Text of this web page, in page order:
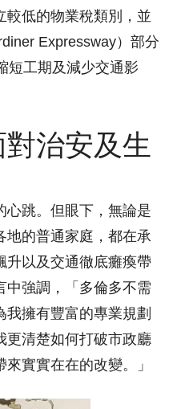
較低的物業稅類別，並
Expressway）部分
短工期及減少交通影
治安及生
心跳。但眼下，無論是
地的普通家庭，都在承
升以及交通徹底癱瘓帶
中強調，「多倫多不需
擁有豐富的專業規劃
更清楚如何打破市政廳
實實在在的改變。」